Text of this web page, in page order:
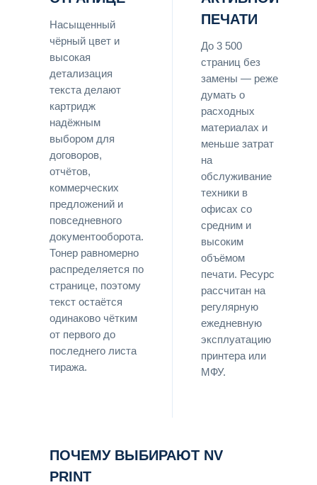
Насыщенный
чёрный цвет и
высокая
детализация
текста делают
картридж
надёжным
выбором для
договоров,
отчётов,
коммерческих
предложений и
повседневного
документооборота.
Тонер равномерно
распределяется по
странице, поэтому
текст остаётся
одинаково чётким
от первого до
последнего листа
тиража.
ПЕЧАТИ
До 3 500
страниц без
замены — реже
думать о
расходных
материалах и
меньше затрат
на
обслуживание
техники в
офисах со
средним и
высоким
объёмом
печати. Ресурс
рассчитан на
регулярную
ежедневную
эксплуатацию
принтера или
МФУ.
ПОЧЕМУ ВЫБИРАЮТ NV
PRINT